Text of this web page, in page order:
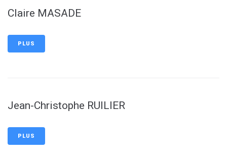
Claire MASADE
PLUS
Jean-Christophe RUILIER
PLUS